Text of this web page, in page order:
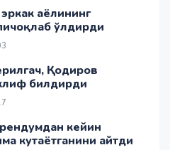
аёлининг
ўлдирди
Қодиров
билдирди
кейин
кутаётганини айтди